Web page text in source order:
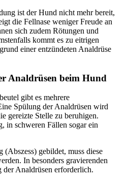
ist der Hund nicht mehr bereit,
die Fellnase weniger Freude an
sich zudem Rötungen und
kommt es zu eitrigen
einer entzündeten Analdrüse
Analdrüsen beim Hund
gibt es mehrere
Spülung der Analdrüsen wird
gereizte Stelle zu beruhigen.
in schweren Fällen sogar ein
(Abszess) gebildet, muss diese
In besonders gravierenden
der Analdrüsen erforderlich.